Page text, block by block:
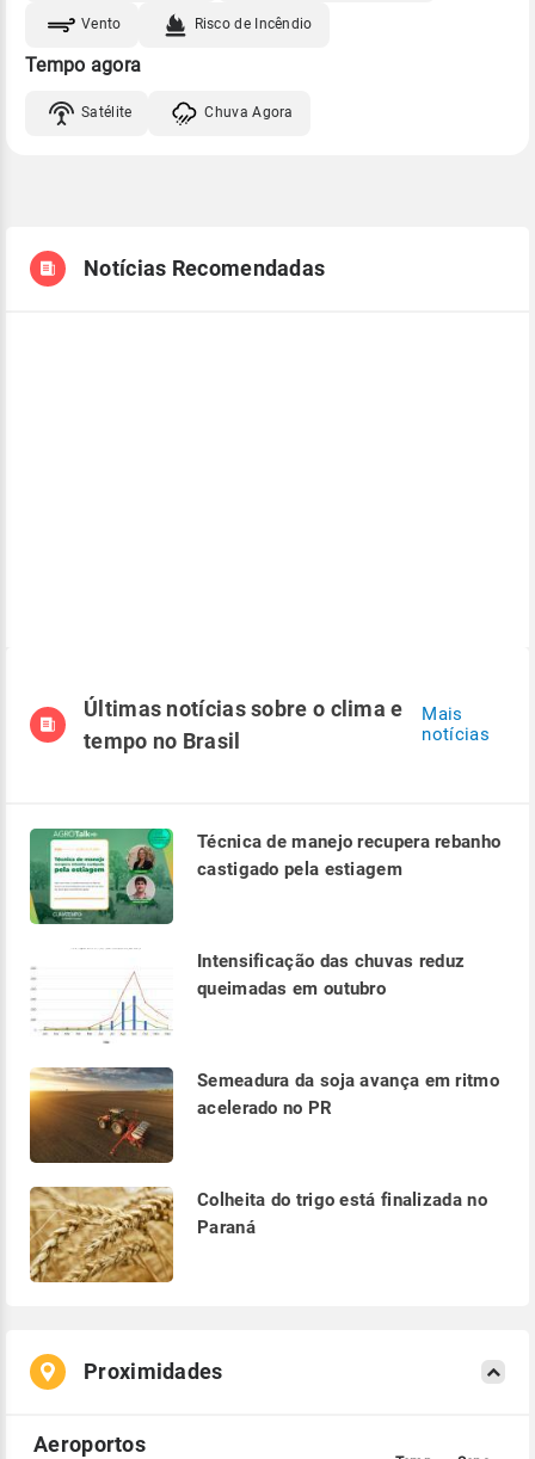
Vento Risco de Incêndio
Tempo agora
Satélite Chuva Agora
Notícias Recomendadas
Últimas notícias sobre o clima e
tempo no Brasil
Mais
notícias
Técnica de manejo recupera rebanho
castigado pela estiagem
Intensificação das chuvas reduz
queimadas em outubro
Semeadura da soja avança em ritmo
acelerado no PR
Colheita do trigo está finalizada no
Paraná
Proximidades